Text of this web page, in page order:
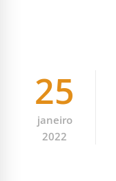
25
janeiro
2022